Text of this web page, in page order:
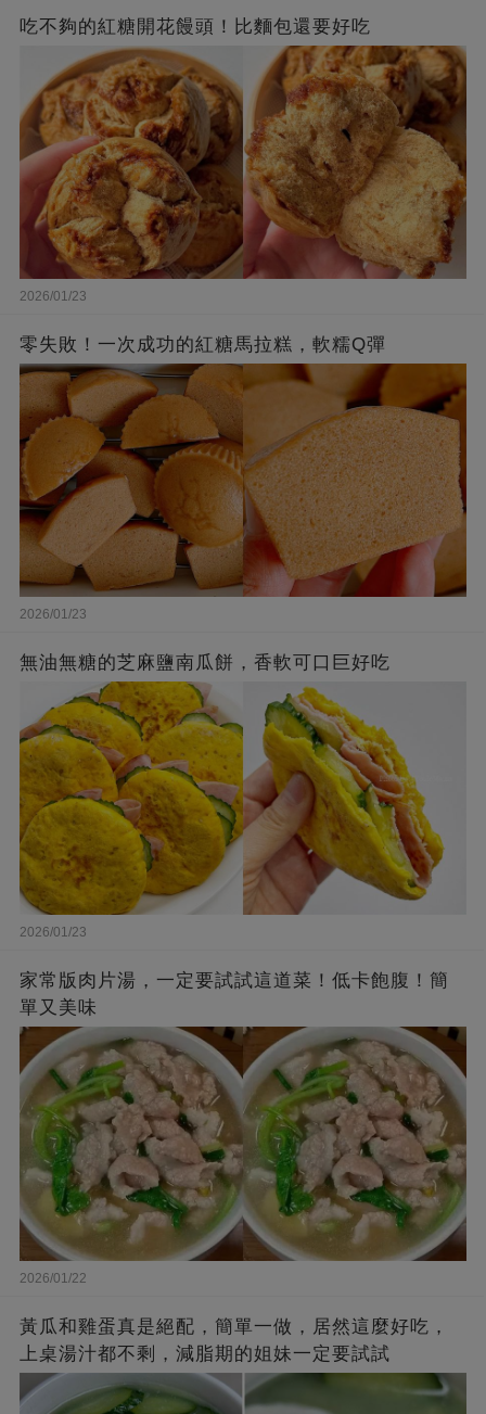
吃不夠的紅糖開花饅頭！比麵包還要好吃
2026/01/23
零失敗！一次成功的紅糖馬拉糕，軟糯Q彈
2026/01/23
無油無糖的芝麻鹽南瓜餅，香軟可口巨好吃
2026/01/23
家常版肉片湯，一定要試試這道菜！低卡飽腹！簡
單又美味
2026/01/22
黃瓜和雞蛋真是絕配，簡單一做，居然這麼好吃，
上桌湯汁都不剩，減脂期的姐妹一定要試試